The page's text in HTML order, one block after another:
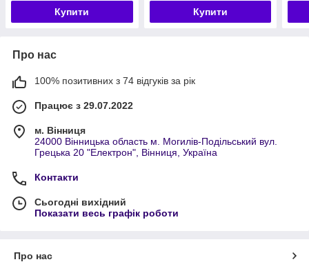
Купити Купити
Про нас
100% позитивних з 74 відгуків за рік
Працює з 29.07.2022
м. Вінниця
24000 Вінницька область м. Могилів-Подільський вул.
Грецька 20 "Електрон", Вінниця, Україна
Контакти
Сьогодні вихідний
Показати весь графік роботи
Про нас